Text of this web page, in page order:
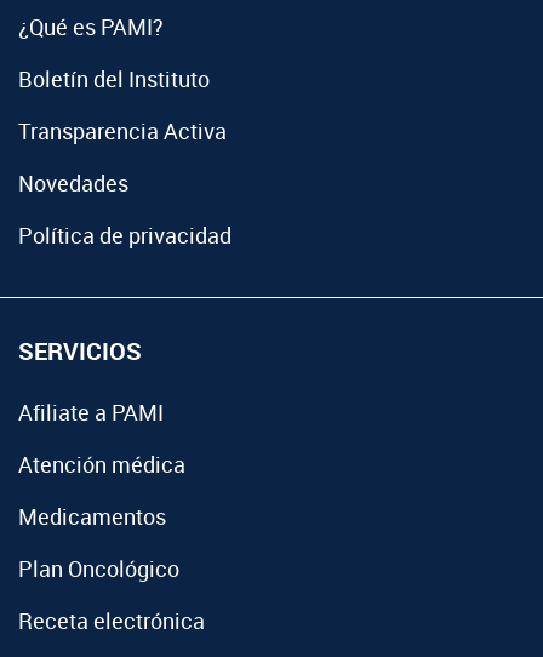
¿Qué es PAMI?
Boletín del Instituto
Transparencia Activa
Novedades
Política de privacidad
SERVICIOS
Afiliate a PAMI
Atención médica
Medicamentos
Plan Oncológico
Receta electrónica